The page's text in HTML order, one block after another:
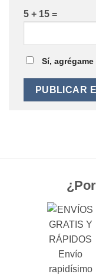
5 + 15 =
Sí,